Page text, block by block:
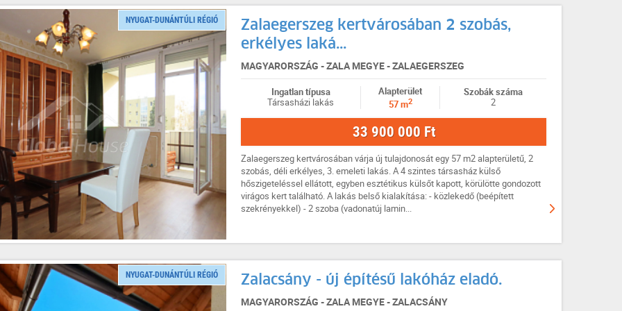
NYUGAT-DUNÁNTÚLI RÉGIÓ
Zalaegerszeg kertvárosában 2 szobás,
erkélyes laká...
MAGYARORSZÁG - ZALA MEGYE - ZALAEGERSZEG
Ingatlan típusa
Társasházi lakás
Alapterület
57 m2
Szobák száma
2
33 900 000 Ft
Zalaegerszeg kertvárosában várja új tulajdonosát egy 57 m2 alapterületű, 2
szobás, déli erkélyes, 3. emeleti lakás. A 4 szintes társasház külső
hőszigeteléssel ellátott, egyben esztétikus külsőt kapott, körülötte gondozott
virágos kert található. A lakás belső kialakítása: - közlekedő (beépített
szekrényekkel) - 2 szoba (vadonatúj lamin...
NYUGAT-DUNÁNTÚLI RÉGIÓ Zalacsány - új építésű lakóház eladó.
MAGYARORSZÁG - ZALA MEGYE - ZALACSÁNY